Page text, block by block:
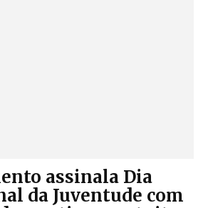
assinala Dia
da Juventude com